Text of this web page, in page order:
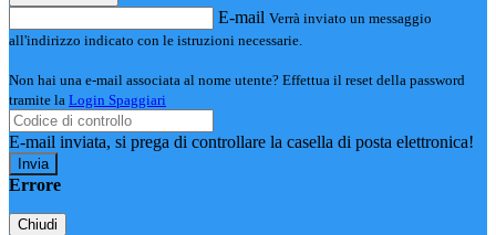
E-mail Verrà inviato un messaggio
all'indirizzo indicato con le istruzioni necessarie.
Non hai una e-mail associata al nome utente? Effettua il reset della password
tramite la Login Spaggiari
E-mail inviata, si prega di controllare la casella di posta elettronica!
Errore
Chiudi